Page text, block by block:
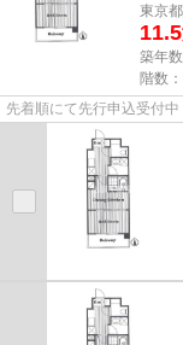
東京都
11.5
築年
階数
先着順にて先行申込受付中